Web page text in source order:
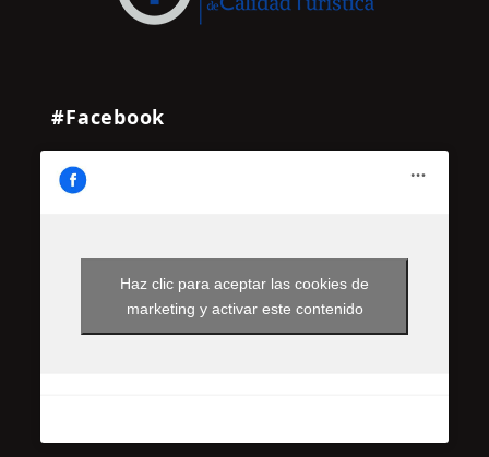
#Facebook
Haz clic para aceptar las cookies de
marketing y activar este contenido